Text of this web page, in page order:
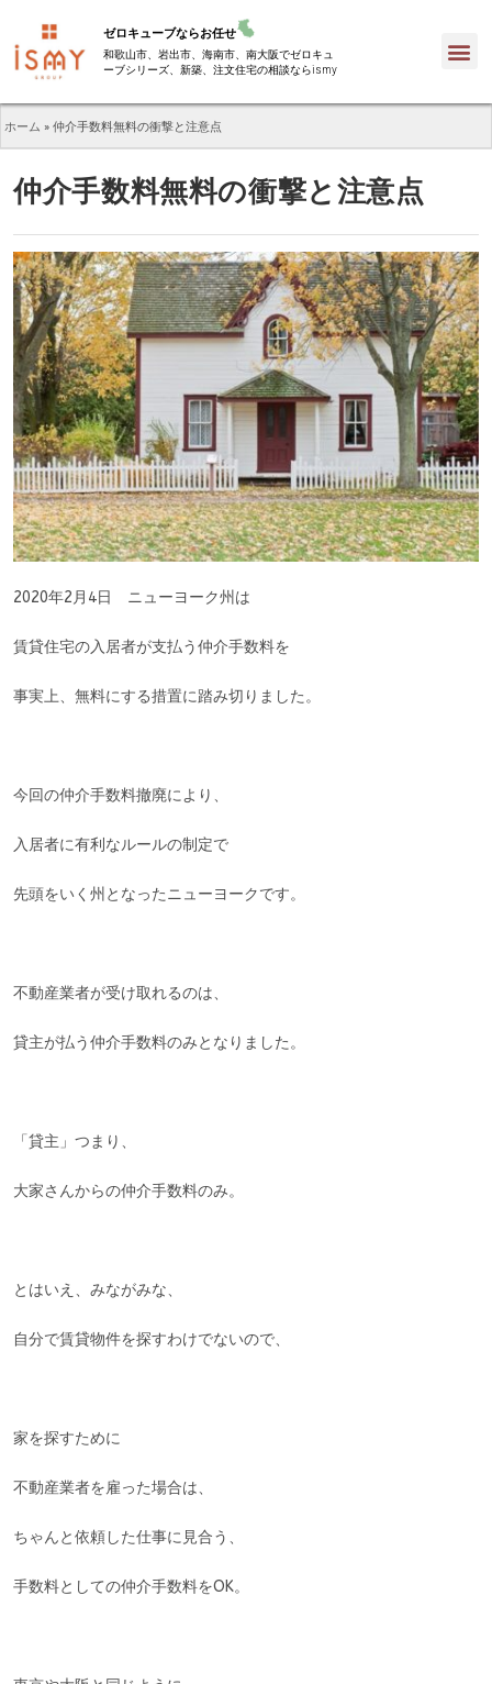
ゼロキューブならお任せ
和歌山市、岩出市、海南市、南大阪でゼロキュ
ーブシリーズ、新築、注文住宅の相談ならismy
ホーム » 仲介手数料無料の衝撃と注意点
仲介手数料無料の衝撃と注意点
2020年2月4日 ニューヨーク州は
賃貸住宅の入居者が支払う仲介手数料を
事実上、無料にする措置に踏み切りました。
今回の仲介手数料撤廃により、
入居者に有利なルールの制定で
先頭をいく州となったニューヨークです。
不動産業者が受け取れるのは、
貸主が払う仲介手数料のみとなりました。
「貸主」つまり、
大家さんからの仲介手数料のみ。
とはいえ、みながみな、
自分で賃貸物件を探すわけでないので、
家を探すために
不動産業者を雇った場合は、
ちゃんと依頼した仕事に見合う、
手数料としての仲介手数料をOK。